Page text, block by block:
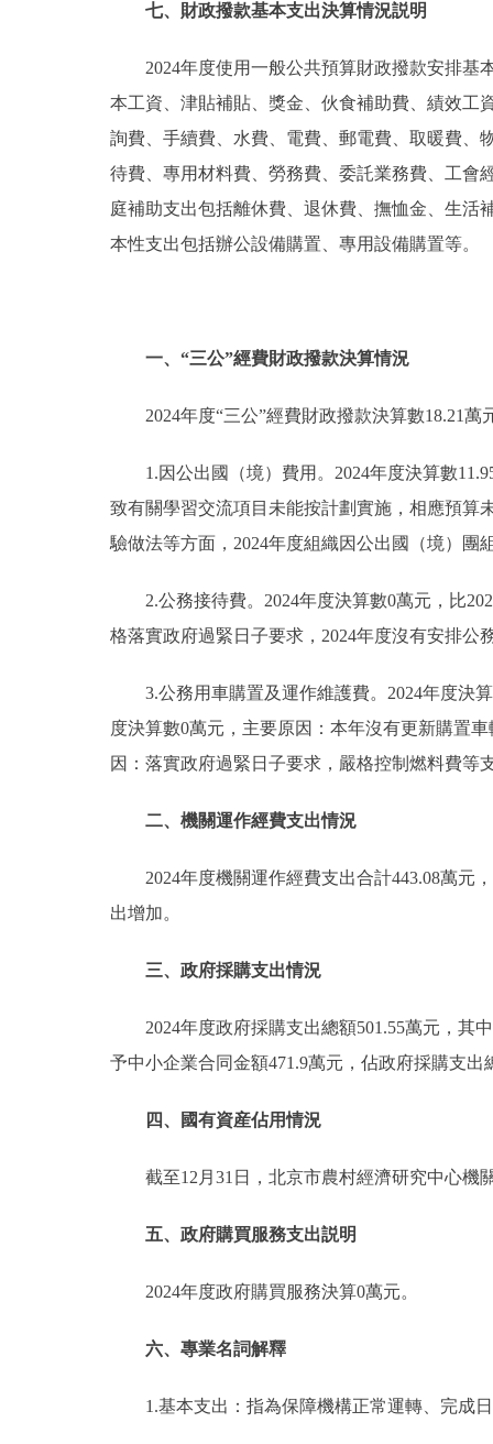
七、財政撥款基本支出決算情況説明
2024年度使用一般公共預算財政撥款安排基
本工資、津貼補貼、獎金、伙食補助費、績效工
詢費、手續費、水費、電費、郵電費、取暖費、
待費、專用材料費、勞務費、委託業務費、工會
庭補助支出包括離休費、退休費、撫恤金、生活
本性支出包括辦公設備購置、專用設備購置等。
一、“三公”經費財政撥款決算情況
2024年度“三公”經費財政撥款決算數18.21
1.因公出國（境）費用。2024年度決算數
致有關學習交流項目未能按計劃實施，相應預算
驗做法等方面，2024年度組織因公出國（境）團
2.公務接待費。2024年度決算數0萬元，比
格落實政府過緊日子要求，2024年度沒有安排公
3.公務用車購置及運作維護費。2024年度決
度決算數0萬元，主要原因：本年沒有更新購置
因：落實政府過緊日子要求，嚴格控制燃料費等
二、機關運作經費支出情況
2024年度機關運作經費支出合計443.08萬元
出增加。
三、政府採購支出情況
2024年度政府採購支出總額501.55萬元，其
予中小企業合同金額471.9萬元，佔政府採購支
四、國有資産佔用情況
截至12月31日，北京市農村經濟研究中心機
五、政府購買服務支出説明
2024年度政府購買服務決算0萬元。
六、專業名詞解釋
1.基本支出：指為保障機構正常運轉、完成